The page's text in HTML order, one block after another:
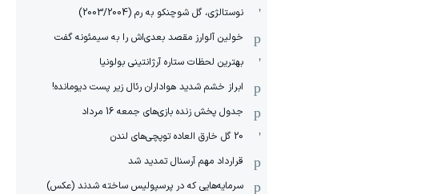
نوستالژی، گل شوچنکو به رم (2003/2004)
خولین آلوارز مقصد بعدی‌اش را به سیمئونه گفت
بهترین لحظات ستاره آرژانتینی بولونیا
ابراز خشم شدید هواداران رئال زیر پست دیومانده!
جدول پخش زنده بازی‌های جمعه 16 مرداد
20 گل خارق العاده توپچی‌های لندن
قرارداد مهم آرسنال تمدید شد
سرمایه‌هایی که در پرسپولیس ساخته شدند (عکس)